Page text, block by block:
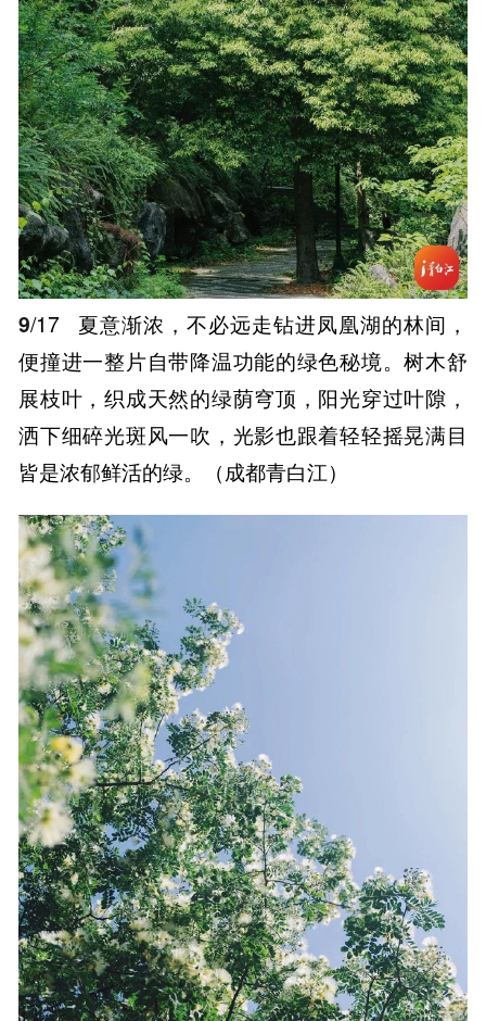
9/17
夏意渐浓，不必远走钻进凤凰湖的林间，
便撞进一整片自带降温功能的绿色秘境。树木舒
展枝叶，织成天然的绿荫穹顶，阳光穿过叶隙，
洒下细碎光斑风一吹，光影也跟着轻轻摇晃满目
皆是浓郁鲜活的绿。（成都青白江）